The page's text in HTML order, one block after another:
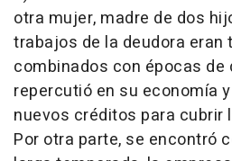
otra mujer, madre de dos
trabajos de la deudora eran
combinados con épocas de
repercutió en su economía
nuevos créditos para cubrir
Por otra parte, se encontró